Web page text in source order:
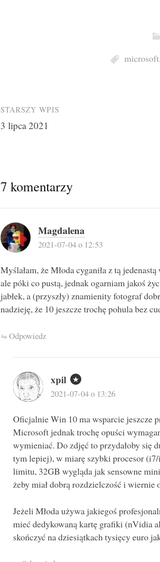
microsoft
Post
navigation
STARSZY WPIS
3 lipca 2021
7 komentarzy
Magdalena
2021-07-04 o 12:53
Myślałam, że Młoda cyganiła z tą
ale póki co pustą, jednak ogarniam jakoś
jabłek, a (przyszły) znamienity fotograf
nadzieję, że 10 jeszcze trochę pohula bez
Odpowiedz
xpil
2021-07-04 o 13:26
Oficjalnie Win 10 ma wsparcie jeszcze
Microsoft jednak trochę opuści
wymieniać. Do zdjęć to przydałoby się
tym lepiej), w miarę szybki procesor
limitu, 32GB wygląda jak sensowne
żeby miał dobrą rozdzielczość i wiernie
Jeżeli Młoda używa jakiegoś
mieć dedykowaną kartę grafiki (nVidia
skończyć na dziesiątkach tysięcy euro